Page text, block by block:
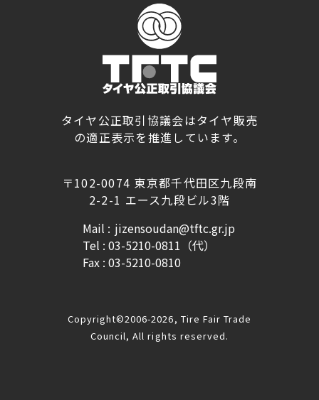
タイヤ公正取引協議会はタイヤ販売
の適正表示を推進しています。
〒102-0074 東京都千代田区九段南
2-2-1 エース九段ビル3階
Mail : jizensoudan@tftc.gr.jp
Tel : 03-5210-0811（代）
Fax : 03-5210-0810
Copyright©2006-2026, Tire Fair Trade
Council, All rights reserved.